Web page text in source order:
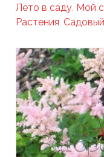
Лето в саду, Мой
Растения,